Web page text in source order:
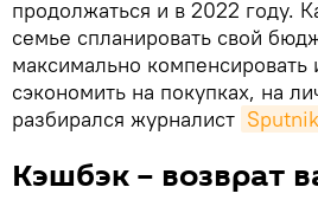
продолжаться и в 2022 году.
семье спланировать свой
максимально
сэкономить на покупках, на
разбирался журналист
Кэшбэк – возврат